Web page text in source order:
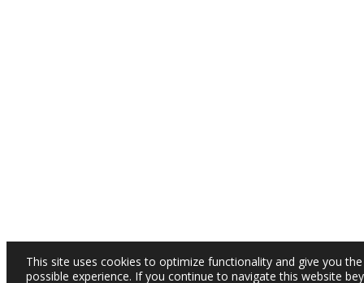
This site uses cookies to optimize functionality and give you
possible experience. If you continue to navigate this website